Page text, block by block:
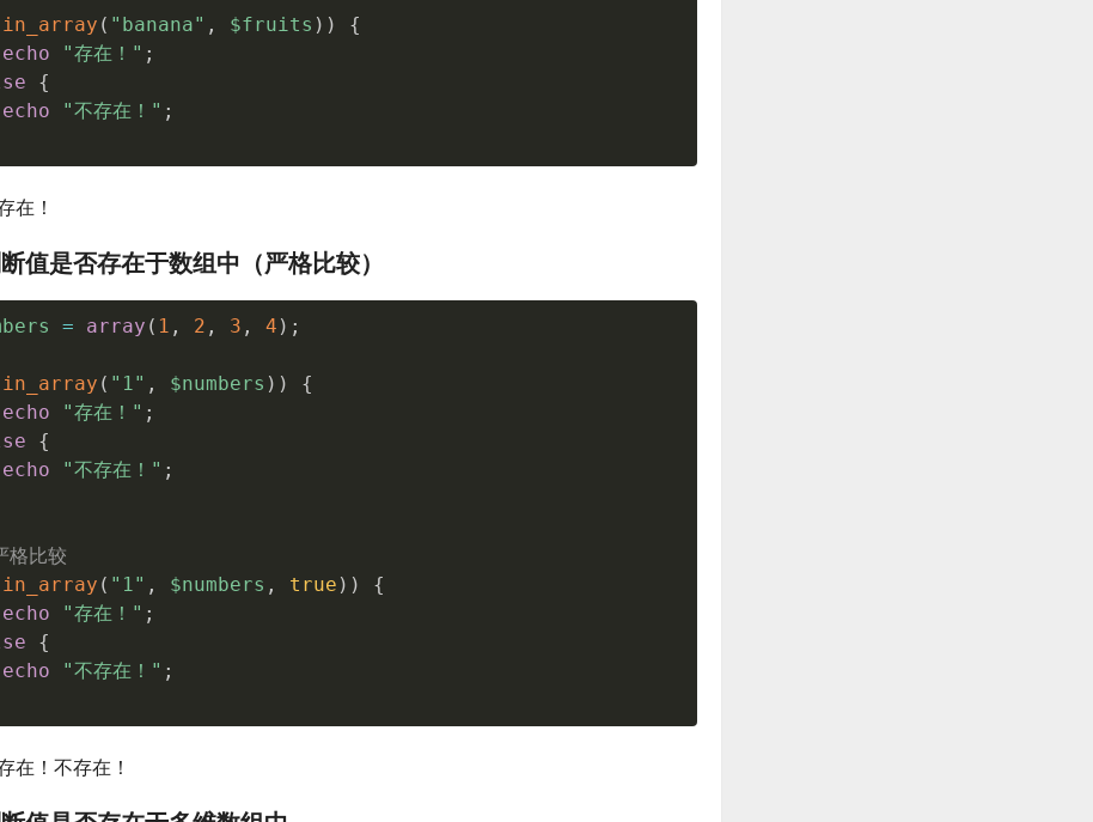
in_array ( "banana" , $fruits ) )
{
echo
"存在！" ;
{
echo
"不存在！" ;
在！
值是否存在于数组中（严格比较）
= array ( 1 , 2 , 3 , 4 ) ;
in_array ( "1" , $numbers ) )
{
echo
"存在！" ;
{
echo
"不存在！" ;
比较
in_array ( "1" , $numbers , true ) )
{
echo
"存在！" ;
{
echo
"不存在！" ;
在！不存在！